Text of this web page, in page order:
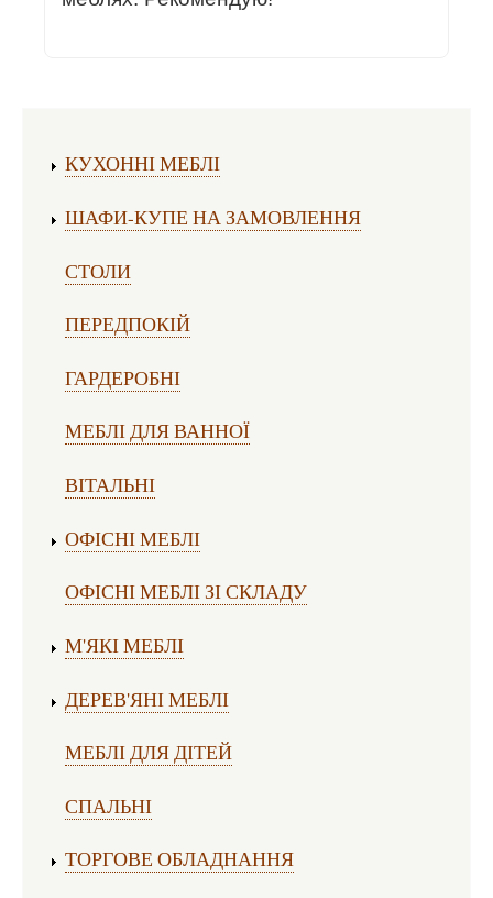
КУХОННІ МЕБЛІ
ШАФИ-КУПЕ НА ЗАМОВЛЕННЯ
СТОЛИ
ПЕРЕДПОКІЙ
ГАРДЕРОБНІ
МЕБЛІ ДЛЯ ВАННОЇ
ВІТАЛЬНІ
ОФІСНІ МЕБЛІ
ОФІСНІ МЕБЛІ ЗІ СКЛАДУ
М'ЯКІ МЕБЛІ
ДЕРЕВ'ЯНІ МЕБЛІ
МЕБЛІ ДЛЯ ДІТЕЙ
СПАЛЬНІ
ТОРГОВЕ ОБЛАДНАННЯ